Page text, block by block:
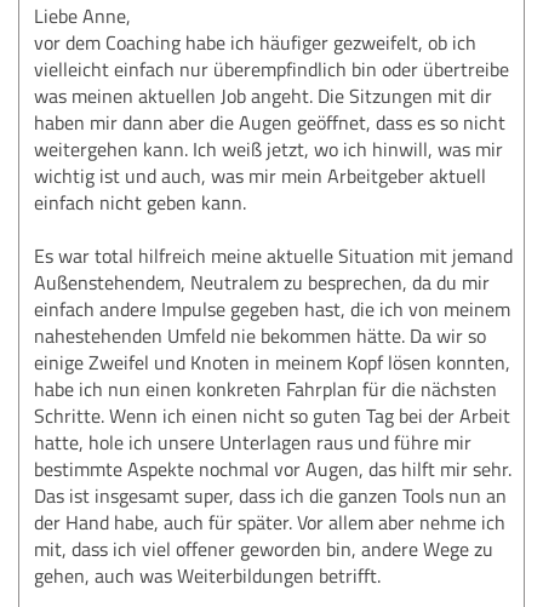
Liebe Anne,
vor dem Coaching habe ich häufiger gezweifelt, ob ich
vielleicht einfach nur überempfindlich bin oder übertreibe
was meinen aktuellen Job angeht. Die Sitzungen mit dir
haben mir dann aber die Augen geöffnet, dass es so nicht
weitergehen kann. Ich weiß jetzt, wo ich hinwill, was mir
wichtig ist und auch, was mir mein Arbeitgeber aktuell
einfach nicht geben kann.
Es war total hilfreich meine aktuelle Situation mit jemand
Außenstehendem, Neutralem zu besprechen, da du mir
einfach andere Impulse gegeben hast, die ich von meinem
nahestehenden Umfeld nie bekommen hätte. Da wir so
einige Zweifel und Knoten in meinem Kopf lösen konnten,
habe ich nun einen konkreten Fahrplan für die nächsten
Schritte. Wenn ich einen nicht so guten Tag bei der Arbeit
hatte, hole ich unsere Unterlagen raus und führe mir
bestimmte Aspekte nochmal vor Augen, das hilft mir sehr.
Das ist insgesamt super, dass ich die ganzen Tools nun an
der Hand habe, auch für später. Vor allem aber nehme ich
mit, dass ich viel offener geworden bin, andere Wege zu
gehen, auch was Weiterbildungen betrifft.